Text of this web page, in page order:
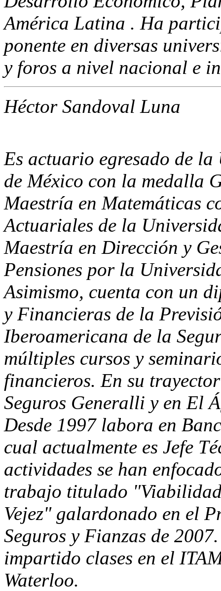
América Latina . Ha
ponente en diversas
y foros a nivel nacional e
Héctor Sandoval Luna
Es actuario egresado de
de México con la medalla
Maestría en Matemáticas
Actuariales de la
Maestría en Dirección y
Pensiones por la
Asimismo, cuenta con un
y Financieras de la
Iberoamericana de la
múltiples cursos y
financieros. En su
Seguros Generalli y en El
Desde 1997 labora en
cual actualmente es Jefe
actividades se han
trabajo titulado
Vejez" galardonado en el
Seguros y Fianzas de
impartido clases en el
Waterloo.